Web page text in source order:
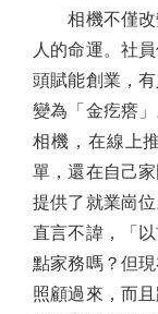
相機不僅改
人的命運。社
頭賦能創業，
變為「金疙瘩
相機，在線上
單，還在自己
提供了就業崗
直言不諱，「
點家務嗎？但
照顧過來，而